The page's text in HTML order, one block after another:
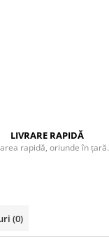
LIVRARE RAPIDĂ
rapidă, oriunde în țară.
(0)